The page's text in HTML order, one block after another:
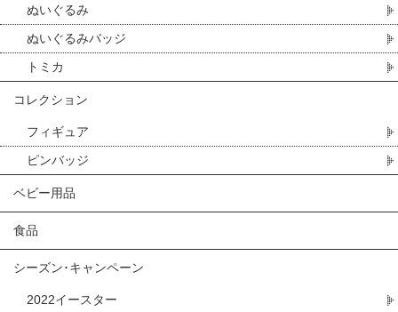
ぬいぐるみ
ぬいぐるみバッジ
トミカ
コレクション
フィギュア
ピンバッジ
ベビー用品
食品
シーズン･キャンペーン
2022イースター